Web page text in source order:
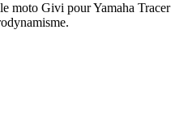
moto Givi pour Yamaha Tracer